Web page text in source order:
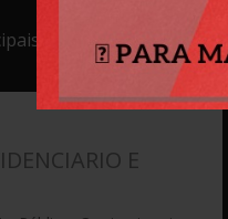
serviços em que a
E